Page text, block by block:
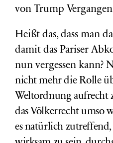
von Trump
Heißt das, dass man
damit das Pariser
nun vergessen kann?
nicht mehr die Rolle
Weltordnung aufrecht
das Völkerrecht umso
es natürlich zutreffend,